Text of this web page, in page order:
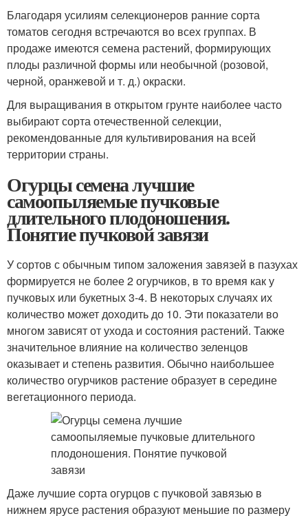
Благодаря усилиям селекционеров ранние сорта
томатов сегодня встречаются во всех группах. В
продаже имеются семена растений, формирующих
плоды различной формы или необычной (розовой,
черной, оранжевой и т. д.) окраски.
Для выращивания в открытом грунте наиболее часто
выбирают сорта отечественной селекции,
рекомендованные для культивирования на всей
территории страны.
Огурцы семена лучшие
самоопыляемые пучковые
длительного плодоношения.
Понятие пучковой завязи
У сортов с обычным типом заложения завязей в пазухах
формируется не более 2 огурчиков, в то время как у
пучковых или букетных 3-4. В некоторых случаях их
количество может доходить до 10. Эти показатели во
многом зависят от ухода и состояния растений. Также
значительное влияние на количество зеленцов
оказывает и степень развития. Обычно наибольшее
количество огурчиков растение образует в середине
вегетационного периода.
Даже лучшие сорта огурцов с пучковой завязью в
нижнем ярусе растения образуют меньшие по размеру